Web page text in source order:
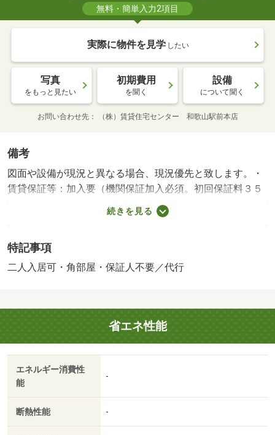
無料・簡単入力2項目
実際に物件を見学 したい
写真
をもっと見たい
初期費用
を聞く
設備
について聞く
お問い合わせ先 （株）賃貸住宅センター 和歌山駅前本店
備考
図面や設備が現況と異なる場合、現況優先と致します。・
賃貸保証等：加入要（機関保証加入必須。初回保証料３５
０００円、月額保証料賃料等総額の１％＋８００円／）・
インターネット使用料不要♪ 不在時に便利な宅配ＢＯＸ完
渉は、賃貸住宅センターまで！！ お問い合わせやご相談
はお気軽に☆・駐輪場：有・仲介手数料：１．１ヶ月/美装
続きを見る
特記事項
二人入居可・角部屋・保証人不要／代行
省エネ性能
エネルギー消費性
能
-
断熱性能 -